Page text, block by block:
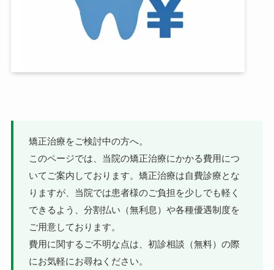
矯正治療をご検討中の方へ。
このページでは、当院の矯正治療にかかる費用につ
いてご案内しております。矯正治療は自費診療とな
りますが、当院では患者様のご負担を少しでも軽く
できるよう、分割払い（無利息）や各種優遇制度を
ご用意しております。
費用に関するご不明な点は、初診相談（無料）の際
にお気軽にお尋ねください。